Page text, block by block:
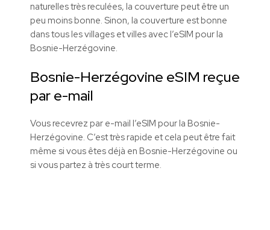
naturelles très reculées, la couverture peut être un
peu moins bonne. Sinon, la couverture est bonne
dans tous les villages et villes avec l’eSIM pour la
Bosnie-Herzégovine.
Bosnie-Herzégovine eSIM reçue
par e-mail
Vous recevrez par e-mail l’eSIM pour la Bosnie-
Herzégovine. C’est très rapide et cela peut être fait
même si vous êtes déjà en Bosnie-Herzégovine ou
si vous partez à très court terme.